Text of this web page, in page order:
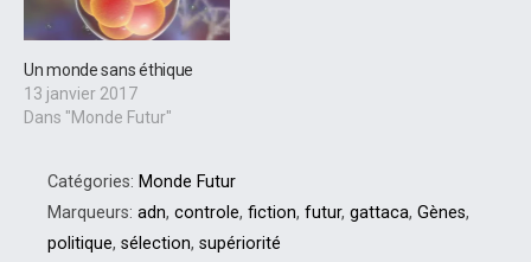
Un monde sans éthique
13 janvier 2017
Dans "Monde Futur"
Catégories: Monde Futur
Marqueurs: adn, controle, fiction, futur, gattaca, Gènes,
politique, sélection, supériorité